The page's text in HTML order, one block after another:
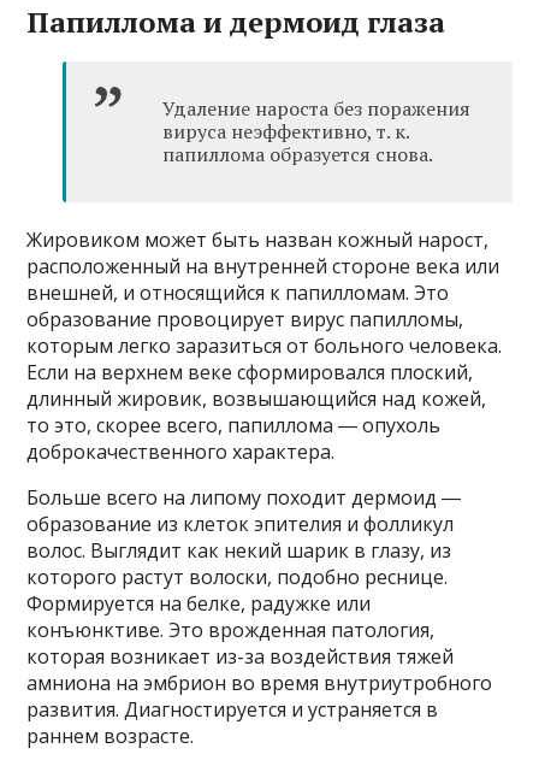
Папиллома и дермоид глаза
Удаление нароста без поражения
вируса неэффективно, т. к.
папиллома образуется снова.
Жировиком может быть назван кожный нарост,
расположенный на внутренней стороне века или
внешней, и относящийся к папилломам. Это
образование провоцирует вирус папилломы,
которым легко заразиться от больного человека.
Если на верхнем веке сформировался плоский,
длинный жировик, возвышающийся над кожей,
то это, скорее всего, папиллома ― опухоль
доброкачественного характера.
Больше всего на липому походит дермоид ―
образование из клеток эпителия и фолликул
волос. Выглядит как некий шарик в глазу, из
которого растут волоски, подобно реснице.
Формируется на белке, радужке или
конъюнктиве. Это врожденная патология,
которая возникает из-за воздействия тяжей
амниона на эмбрион во время внутриутробного
развития. Диагностируется и устраняется в
раннем возрасте.